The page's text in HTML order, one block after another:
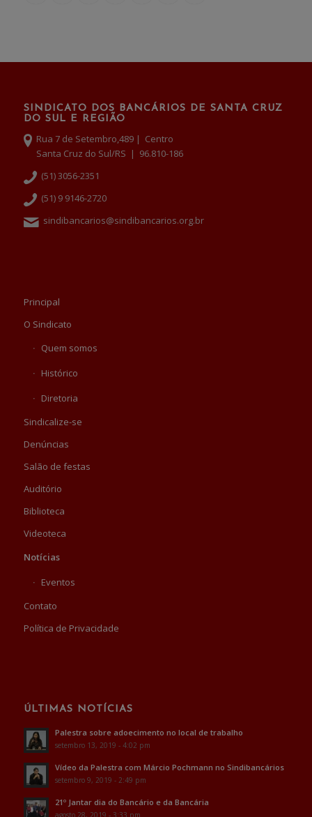
SINDICATO DOS BANCÁRIOS DE SANTA CRUZ
DO SUL E REGIÃO
Rua 7 de Setembro,489 | Centro
Santa Cruz do Sul/RS | 96.810-186
(51) 3056-2351
(51) 9 9146-2720
sindibancarios@sindibancarios.org.br
Principal
O Sindicato
Quem somos
Histórico
Diretoria
Sindicalize-se
Denúncias
Salão de festas
Auditório
Biblioteca
Videoteca
Notícias
Eventos
Contato
Política de Privacidade
ÚLTIMAS NOTÍCIAS
Palestra sobre adoecimento no local de trabalho
setembro 13, 2019 - 4:02 pm
Vídeo da Palestra com Márcio Pochmann no Sindibancários
setembro 9, 2019 - 2:49 pm
21º Jantar dia do Bancário e da Bancária
agosto 28, 2019 - 3:33 pm